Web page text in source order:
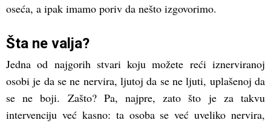
oseća, a ipak imamo poriv da nešto izgovorimo.
Šta ne valja?
Jedna od najgorih stvari koju možete reći iznerviranoj
osobi je da se ne nervira, ljutoj da se ne ljuti, uplašenoj da
se ne boji. Zašto? Pa, najpre, zato što je za takvu
intervenciju već kasno: ta osoba se već uveliko nervira,